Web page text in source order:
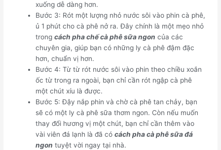
xuống dễ dàng hơn.
Bước 3: Rót một lượng nhỏ nước sôi vào phin cà phê,
ủ 1 phút cho cà phê nở ra. Đây chính là một mẹo nhỏ
trongcách pha chế cà phê sữa ngon của các
chuyên gia, giúp bạn có những ly cà phê đậm đặc
hơn, chuẩn vị hơn.
Bước 4: Từ từ rót nước sôi vào phin theo chiều xoắn
ốc từ trong ra ngoài, bạn chỉ cần rót ngập cà phê
một chút xíu là được.
Bước 5: Đậy nắp phin và chờ cà phê tan chảy, bạn
sẽ có một ly cà phê sữa thơm ngon. Còn nếu muốn
thay đổi hương vị một chút, bạn chỉ cần thêm vào
vài viên đá lạnh là đã cócách pha cà phê sữa đá
ngon tuyệt vời ngay tại nhà.